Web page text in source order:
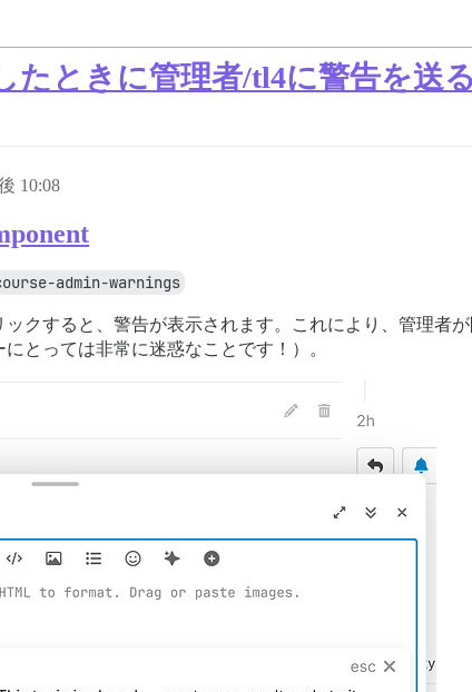
たときに管理者/tl4に警告を送る
10:08
admin-warnings
クすると、警告が表示されます。これにより、管理者
とっては非常に迷惑なことです！）。